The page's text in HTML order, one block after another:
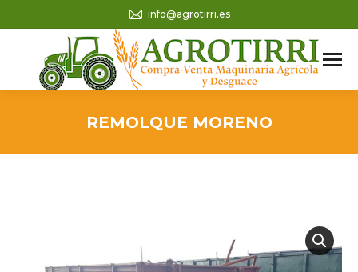
info@agrotirri.es
REMOLQUE MORENO